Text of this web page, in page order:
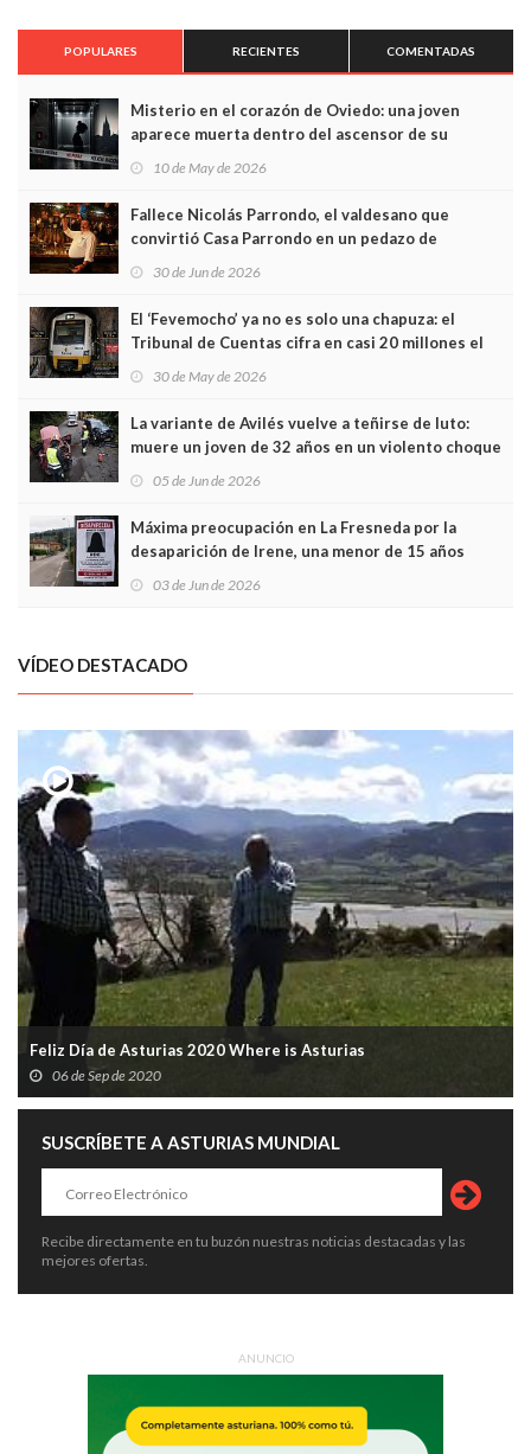
POPULARES RECIENTES COMENTADAS
Misterio en el corazón de Oviedo: una joven
aparece muerta dentro del ascensor de su
edificio y las cámaras captan sus últimos minutos
10 de May de 2026
Fallece Nicolás Parrondo, el valdesano que
convirtió Casa Parrondo en un pedazo de
Asturias en Madrid
30 de Jun de 2026
El ‘Fevemocho’ ya no es solo una chapuza: el
Tribunal de Cuentas cifra en casi 20 millones el
sobrecoste de los trenes que no cabían por los
30 de May de 2026
La variante de Avilés vuelve a teñirse de luto:
muere un joven de 32 años en un violento choque
frontal
05 de Jun de 2026
Máxima preocupación en La Fresneda por la
desaparición de Irene, una menor de 15 años
03 de Jun de 2026
VÍDEO DESTACADO
Feliz Día de Asturias 2020 Where is Asturias
06 de Sep de 2020
SUSCRÍBETE A ASTURIAS MUNDIAL
Recibe directamente en tu buzón nuestras noticias destacadas y las
mejores ofertas.
ANUNCIO